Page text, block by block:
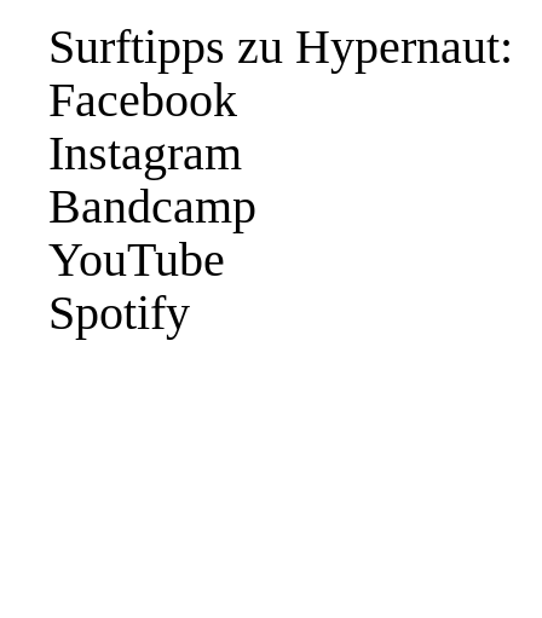
Surftipps zu Hypernaut:
Facebook
Instagram
Bandcamp
YouTube
Spotify